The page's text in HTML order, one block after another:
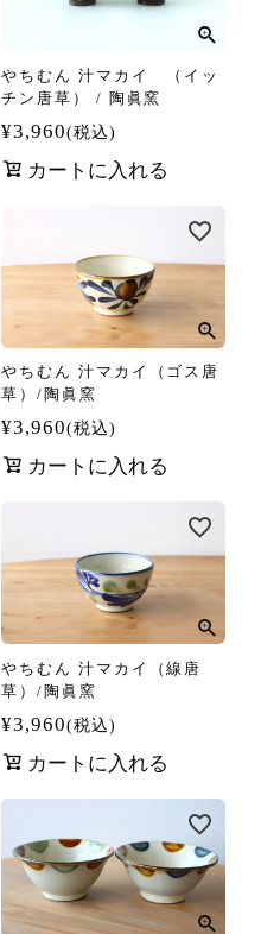
やちむん 汁マカイ （イッ
チン唐草） / 陶眞窯
¥3,960 税込
カートに入れる
やちむん 汁マカイ（ゴス唐
草）/陶眞窯
¥3,960 税込
カートに入れる
やちむん 汁マカイ（線唐
草）/陶眞窯
¥3,960 税込
カートに入れる